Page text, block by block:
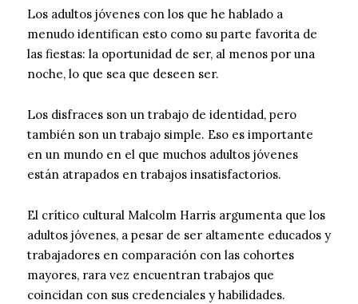
Los adultos jóvenes con los que he hablado a
menudo identifican esto como su parte favorita de
las fiestas: la oportunidad de ser, al menos por una
noche, lo que sea que deseen ser.
Los disfraces son un trabajo de identidad, pero
también son un trabajo simple. Eso es importante
en un mundo en el que muchos adultos jóvenes
están atrapados en trabajos insatisfactorios.
El crítico cultural Malcolm Harris argumenta que los
adultos jóvenes, a pesar de ser altamente educados y
trabajadores en comparación con las cohortes
mayores, rara vez encuentran trabajos que
coincidan con sus credenciales y habilidades.